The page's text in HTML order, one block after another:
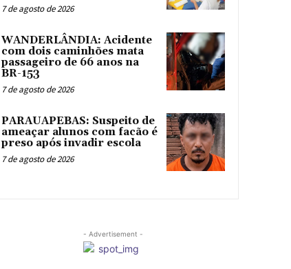
7 de agosto de 2026
WANDERLÂNDIA: Acidente
com dois caminhões mata
passageiro de 66 anos na
BR-153
7 de agosto de 2026
PARAUAPEBAS: Suspeito de
ameaçar alunos com facão é
preso após invadir escola
7 de agosto de 2026
- Advertisement -